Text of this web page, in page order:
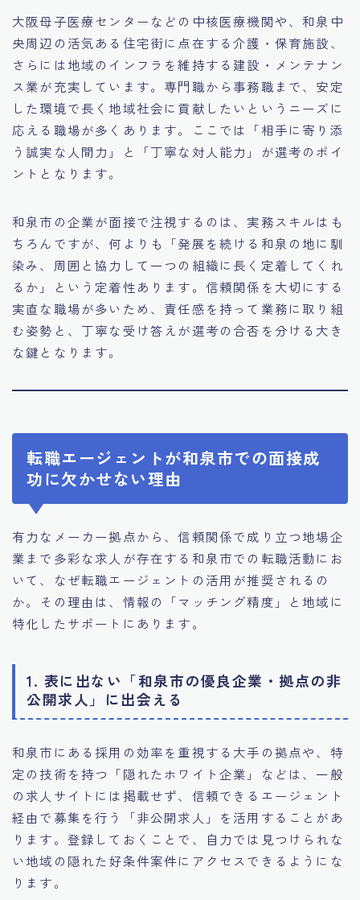
大阪母子医療センターなどの中核医療機関や、和泉中
央周辺の活気ある住宅街に点在する介護・保育施設、
さらには地域のインフラを維持する建設・メンテナン
ス業が充実しています。専門職から事務職まで、安定
した環境で長く地域社会に貢献したいというニーズに
応える職場が多くあります。ここでは「相手に寄り添
う誠実な人間力」と「丁寧な対人能力」が選考のポイ
ントとなります。
和泉市の企業が面接で注視するのは、実務スキルはも
ちろんですが、何よりも「発展を続ける和泉の地に馴
染み、周囲と協力して一つの組織に長く定着してくれ
るか」という定着性あります。信頼関係を大切にする
実直な職場が多いため、責任感を持って業務に取り組
む姿勢と、丁寧な受け答えが選考の合否を分ける大き
な鍵となります。
転職エージェントが和泉市での面接成
功に欠かせない理由
有力なメーカー拠点から、信頼関係で成り立つ地場企
業まで多彩な求人が存在する和泉市での転職活動にお
いて、なぜ転職エージェントの活用が推奨されるの
か。その理由は、情報の「マッチング精度」と地域に
特化したサポートにあります。
1. 表に出ない「和泉市の優良企業・拠点の非
公開求人」に出会える
和泉市にある採用の効率を重視する大手の拠点や、特
定の技術を持つ「隠れたホワイト企業」などは、一般
の求人サイトには掲載せず、信頼できるエージェント
経由で募集を行う「非公開求人」を活用することがあ
ります。登録しておくことで、自力では見つけられな
い地域の隠れた好条件案件にアクセスできるようにな
ります。